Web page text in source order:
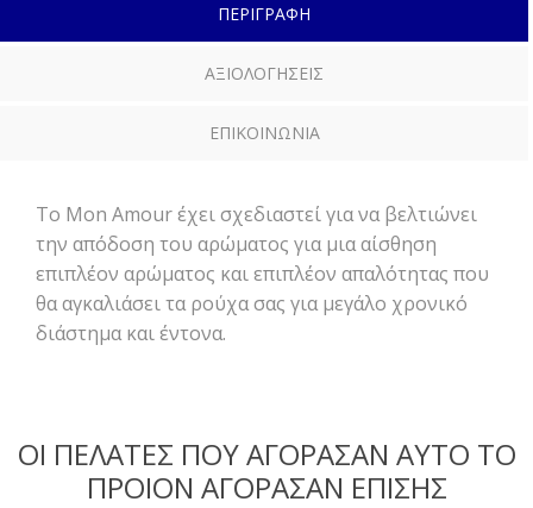
ΠΕΡΙΓΡΑΦΗ
ΑΞΙΟΛΟΓΗΣΕΙΣ
ΕΠΙΚΟΙΝΩΝΙΑ
Το Mon Amour έχει σχεδιαστεί για να βελτιώνει
την απόδοση του αρώματος για μια αίσθηση
επιπλέον αρώματος και επιπλέον απαλότητας που
θα αγκαλιάσει τα ρούχα σας για μεγάλο χρονικό
διάστημα και έντονα.
ΟΙ ΠΕΛΑΤΕΣ ΠΟΥ ΑΓΟΡΑΣΑΝ ΑΥΤΟ ΤΟ
ΠΡΟΙΟΝ ΑΓΟΡΑΣΑΝ ΕΠΙΣΗΣ